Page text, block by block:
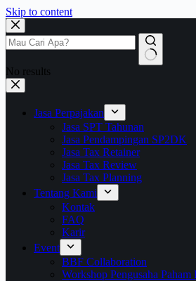
Skip to content
No results
Jasa Perpajakan
Jasa SPT Tahunan
Jasa Pendampingan SP2DK
Jasa Tax Retainer
Jasa Tax Review
Jasa Tax Planning
Tentang Kami
Kontak
FAQ
Karir
Event
BBF Collaboration
Workshop Pengusaha Paham